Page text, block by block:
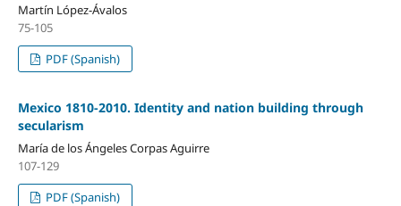
Martín López-Ávalos
75-105
PDF (Spanish)
Mexico 1810-2010. Identity and nation building through
secularism
María de los Ángeles Corpas Aguirre
107-129
PDF (Spanish)